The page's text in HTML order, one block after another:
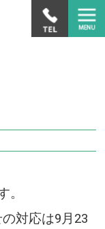
。
対応は9月23